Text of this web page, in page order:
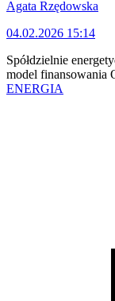
Agata Rzędowska
04.02.2026 15:14
Spółdzielnie
model finansowania
ENERGIA